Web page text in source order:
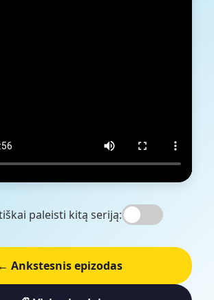
paleisti kitą seriją:
← Ankstesnis epizodas